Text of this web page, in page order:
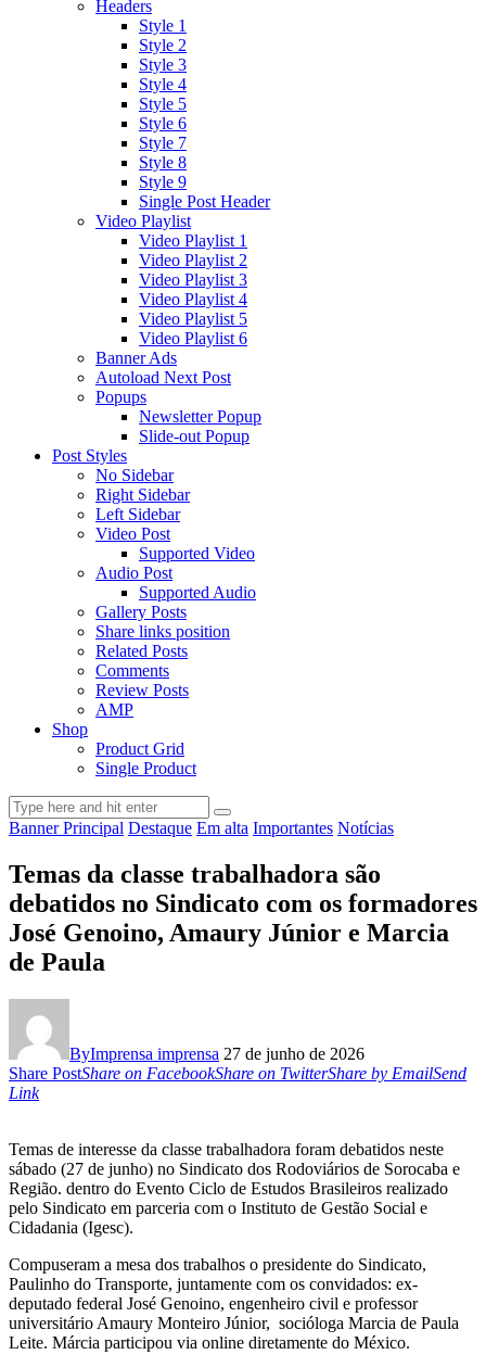
Headers
Style 1
Style 2
Style 3
Style 4
Style 5
Style 6
Style 7
Style 8
Style 9
Single Post Header
Video Playlist
Video Playlist 1
Video Playlist 2
Video Playlist 3
Video Playlist 4
Video Playlist 5
Video Playlist 6
Banner Ads
Autoload Next Post
Popups
Newsletter Popup
Slide-out Popup
Post Styles
No Sidebar
Right Sidebar
Left Sidebar
Video Post
Supported Video
Audio Post
Supported Audio
Gallery Posts
Share links position
Related Posts
Comments
Review Posts
AMP
Shop
Product Grid
Single Product
Banner Principal Destaque Em alta Importantes Notícias
Temas da classe trabalhadora são
debatidos no Sindicato com os formadores
José Genoino, Amaury Júnior e Marcia
de Paula
ByImprensa imprensa 27 de junho de 2026
Share PostShare on FacebookShare on TwitterShare by EmailSend
Link
Temas de interesse da classe trabalhadora foram debatidos neste
sábado (27 de junho) no Sindicato dos Rodoviários de Sorocaba e
Região. dentro do Evento Ciclo de Estudos Brasileiros realizado
pelo Sindicato em parceria com o Instituto de Gestão Social e
Cidadania (Igesc).
Compuseram a mesa dos trabalhos o presidente do Sindicato,
Paulinho do Transporte, juntamente com os convidados: ex-
deputado federal José Genoino, engenheiro civil e professor
universitário Amaury Monteiro Júnior, socióloga Marcia de Paula
Leite. Márcia participou via online diretamente do México.